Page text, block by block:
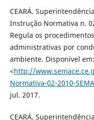
CEARÁ.
Instrução Normativa n.
Regula os
administrativas por
ambiente. Disponível em:
<http://
Normativa-02-2010-
jul. 2017.
CEARÁ.